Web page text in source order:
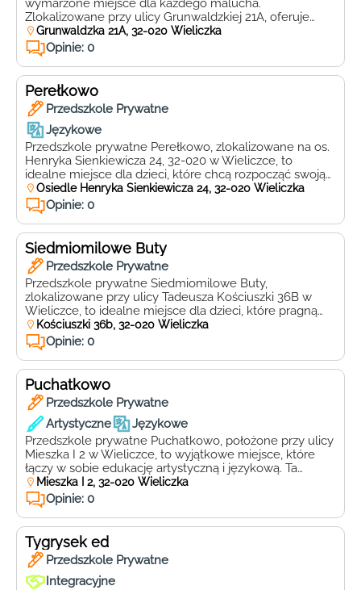
wymarzone miejsce dla każdego malucha.
Zlokalizowane przy ulicy Grunwaldzkiej 21A, oferuje
ciepłą, przyjazną atmosferę, która sprzyja
wszechstronnemu rozwojowi dzieci. Placówka ta jest
miejscem, gdzie każde dziecko czuje się bezpieczne i
kochane, a rodzice mogą być pewni, że ich pociechy są
w dobrych rękach. Przedszkole U Aniołka Stróża […]
Grunwaldzka 21A, 32-020 Wieliczka
Opinie: 0
Perełkowo
Przedszkole Prywatne
Językowe
Przedszkole prywatne Perełkowo, zlokalizowane na os.
Henryka Sienkiewicza 24, 32-020 w Wieliczce, to
idealne miejsce dla dzieci, które chcą rozpocząć swoją
edukacyjną przygodę w atmosferze pełnej ciepła,
radości i wsparcia. Perełkowo specjalizuje się w
nauczaniu języków obcych, co stanowi doskonałą
okazję, aby już od najmłodszych lat rozwijać
umiejętności komunikacyjne maluchów. Placówka
oferuje szeroki wachlarz zajęć […]
Osiedle Henryka Sienkiewicza 24, 32-020 Wieliczka
Opinie: 0
Siedmiomilowe Buty
Przedszkole Prywatne
Przedszkole prywatne Siedmiomilowe Buty,
zlokalizowane przy ulicy Tadeusza Kościuszki 36B w
Wieliczce, to idealne miejsce dla dzieci, które pragną
odkrywać świat w atmosferze pełnej radości,
bezpieczeństwa i wsparcia. Placówka ta stawia na
rozwój każdego malucha, oferując bogaty program
edukacyjny, który łączy naukę z zabawą. Dzięki temu
dzieci uczą się poprzez doświadczenie, co sprzyja ich
wszechstronnemu […]
Kościuszki 36b, 32-020 Wieliczka
Opinie: 0
Puchatkowo
Przedszkole Prywatne
Artystyczne
Językowe
Przedszkole prywatne Puchatkowo, położone przy ulicy
Mieszka I 2 w Wieliczce, to wyjątkowe miejsce, które
łączy w sobie edukację artystyczną i językową. Ta
specjalizacja sprawia, że dzieci mają możliwość
rozwijania swoich talentów w różnych dziedzinach, co
pozytywnie wpływa na ich wszechstronny rozwój.
Puchatkowo oferuje bogaty program zajęć
dodatkowych, które obejmują warsztaty plastyczne,
muzyczne, taneczne oraz […]
Mieszka I 2, 32-020 Wieliczka
Opinie: 0
Tygrysek ed
Przedszkole Prywatne
Integracyjne